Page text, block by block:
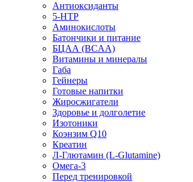
Антиоксиданты
5-HTP
Аминокислоты
Батончики и питание
БЦАА (BCAA)
Витамины и минералы
Габа
Гейнеры
Готовые напитки
Жиросжигатели
Здоровье и долголетие
Изотоники
Коэнзим Q10
Креатин
Л-Глютамин (L-Glutamine)
Омега-3
Перед тренировкой